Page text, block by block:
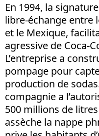
En 1994, la
libre-échange entre
et le Mexique,
agressive de Coca-
L’entreprise a
pompage pour
production de
compagnie a
500 millions de
assèche la nappe